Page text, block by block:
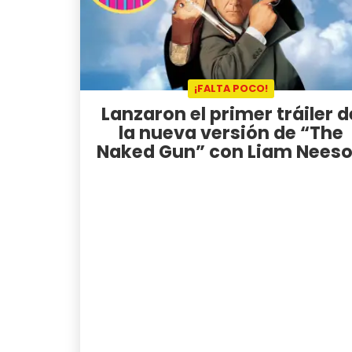
¡FALTA POCO!
Lanzaron el primer tráiler
la nueva versión de “The
Naked Gun” con Liam